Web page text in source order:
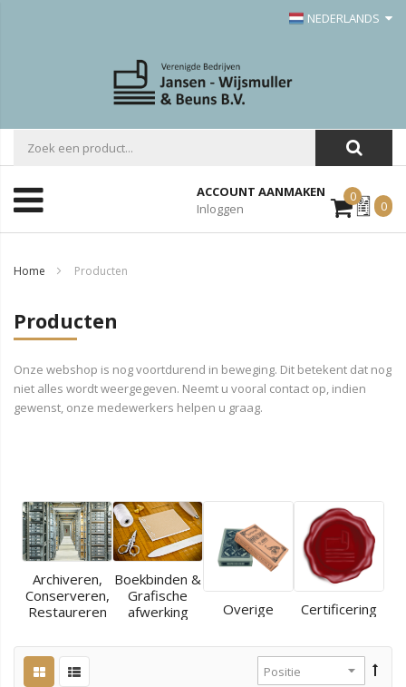
NEDERLANDS
ACCOUNT AANMAKEN
Inloggen
0Mijn
Offerte
0
Home Producten
Producten
Onze webshop is nog voortdurend in beweging. Dit betekent dat nog
niet alles wordt weergegeven. Neemt u vooral contact op, indien
gewenst, onze medewerkers helpen u graag.
Archiveren,
Conserveren,
Restaureren
Boekbinden &
Grafische
afwerking
Overige Certificering